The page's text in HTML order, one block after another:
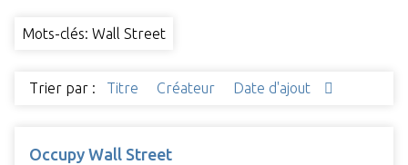
Mots-clés: Wall Street
Trier par : Titre Créateur Date d'ajout
Occupy Wall Street